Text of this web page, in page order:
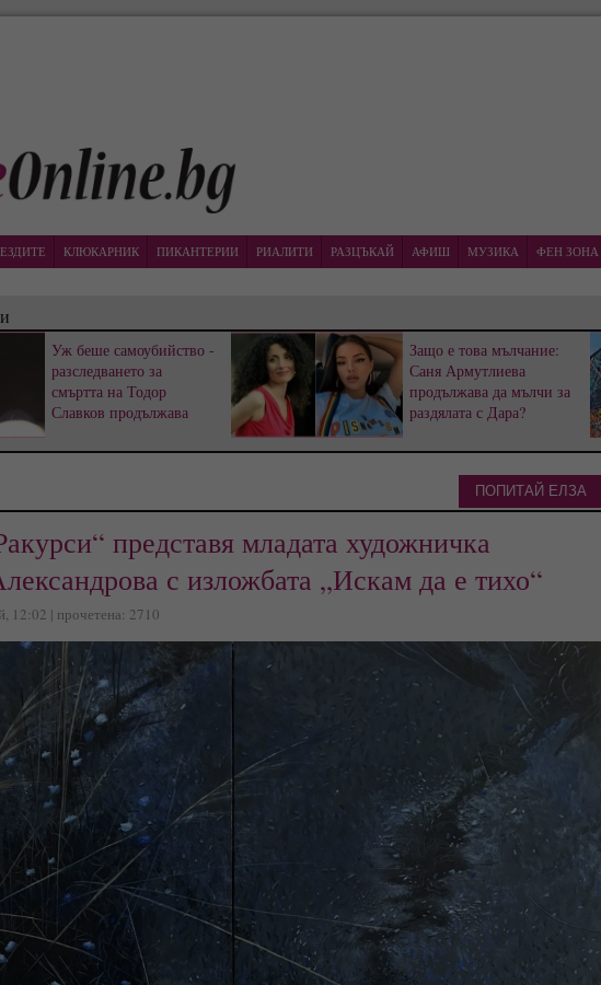
КЛЮКАРНИК ПИКАНТЕРИИ РИАЛИТИ РАЗЦЪКАЙ АФИШ МУЗИКА ФЕН ЗОНА
Уж беше самоубийство -
разследването за
смъртта на Тодор
Славков продължава
Защо е това мълчание:
Саня Армутлиева
продължава да мълчи за
раздялата с Дара?
представя младата художничка
с изложбата „Искам да е тихо“
12:02 | прочетена: 2710
ПОПИТАЙ ЕЛЗА